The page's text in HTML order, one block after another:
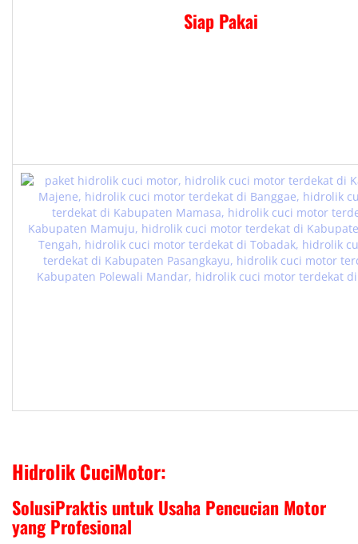
Siap Pakai
Hidrolik CuciMotor:
SolusiPraktis untuk Usaha Pencucian Motor
yang Profesional